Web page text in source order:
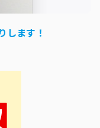
します！